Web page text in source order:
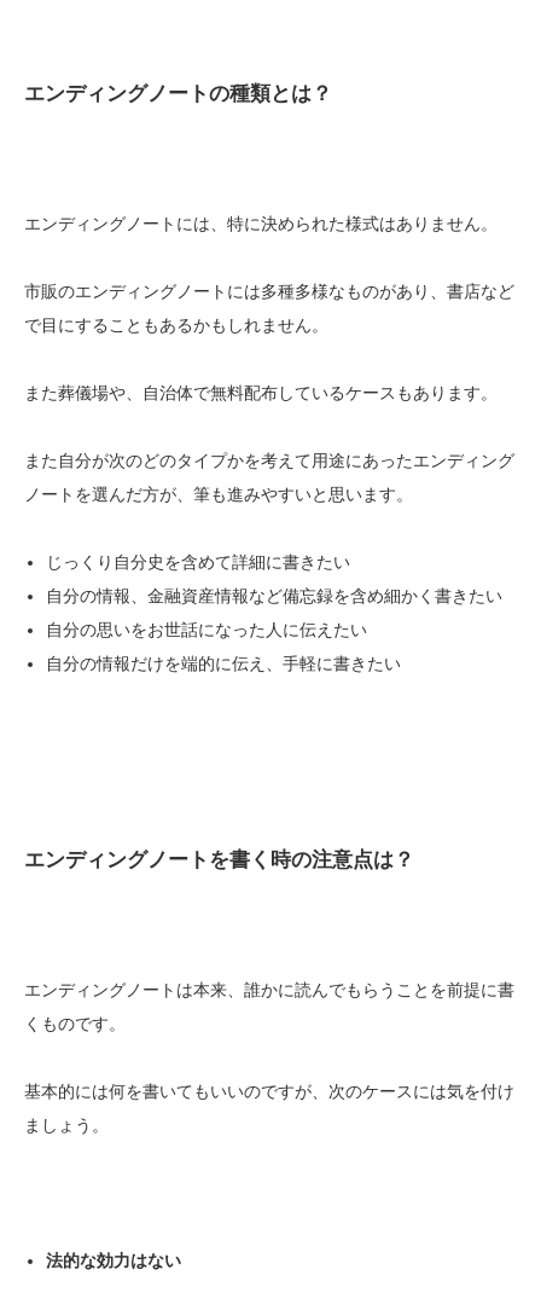
エンディングノートの種類とは？
エンディングノートには、特に決められた様式はありません。
市販のエンディングノートには多種多様なものがあり、書店など
で目にすることもあるかもしれません。
また葬儀場や、自治体で無料配布しているケースもあります。
また自分が次のどのタイプかを考えて用途にあったエンディング
ノートを選んだ方が、筆も進みやすいと思います。
じっくり自分史を含めて詳細に書きたい
自分の情報、金融資産情報など備忘録を含め細かく書きたい
自分の思いをお世話になった人に伝えたい
自分の情報だけを端的に伝え、手軽に書きたい
エンディングノートを書く時の注意点は？
エンディングノートは本来、誰かに読んでもらうことを前提に書
くものです。
基本的には何を書いてもいいのですが、次のケースには気を付け
ましょう。
法的な効力はない